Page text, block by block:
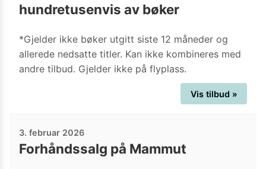
hundretusenvis av bøker
*Gjelder ikke bøker utgitt siste 12 måneder og
allerede nedsatte titler. Kan ikke kombineres med
andre tilbud. Gjelder ikke på flyplass.
Vis tilbud »
3. februar 2026
Forhåndssalg på Mammut